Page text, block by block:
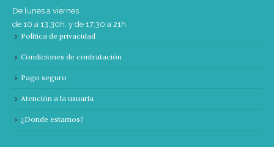
De lunes a viernes
de 10 a 13:30h. y de 17:30 a 21h.
Política de privacidad
Condiciones de contratación
Pago seguro
Atención a la usuaria
¿Donde estamos?